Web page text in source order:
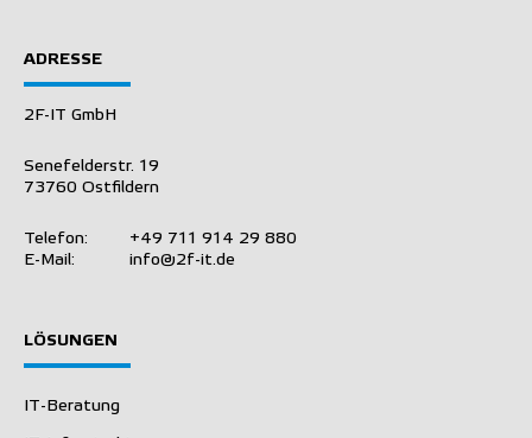
ADRESSE
2F-IT GmbH
Senefelderstr. 19
73760 Ostfildern
Telefon:
+49 711 914 29 880
E-Mail:
info@2f-it.de
LÖSUNGEN
IT-Beratung